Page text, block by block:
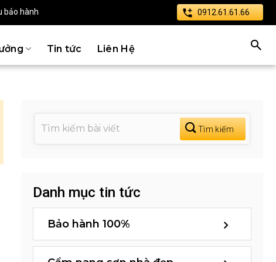
bảo hành 0912.61.61.66
Tin tức Liên Hệ
Danh mục tin tức
Bảo hành 100%